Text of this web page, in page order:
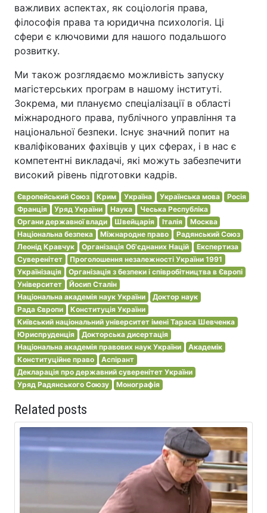
важливих аспектах, як соціологія права,
філософія права та юридична психологія. Ці
сфери є ключовими для нашого подальшого
розвитку.
Ми також розглядаємо можливість запуску
магістерських програм в нашому інституті.
Зокрема, ми плануємо спеціалізації в області
міжнародного права, публічного управління та
національної безпеки. Існує значний попит на
кваліфікованих фахівців у цих сферах, і в нас є
компетентні викладачі, які можуть забезпечити
високий рівень підготовки кадрів.
Європейський Союз Крим Україна Українська мова
Росія
Франція
Уряд України Наука
Чеська Республіка
Органи державної влади
Швейцарія Італія
Москва
Національна безпека
Міжнародне право
Радянський Союз
Леонід Кравчук
Організація Об'єднаних Націй
Експертиза
Суверенітет
Проголошення незалежності України 1991
Українізація
Організація з безпеки і співробітництва в Європі
Університет
Йосип Сталін
Національна академія наук України
Доктор наук
Рада Європи
Конституція України
Київський національний університет імені Тараса Шевченка
Юриспруденція
Докторська дисертація
Національна академія правових наук України
Академік
Конституційне право
Аспірант
Декларація про державний суверенітет України
Уряд Радянського Союзу
Монографія
Related posts